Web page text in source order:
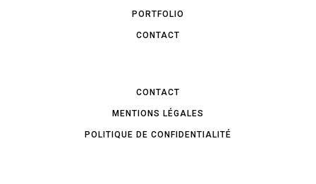
PORTFOLIO
CONTACT
CONTACT
MENTIONS LÉGALES
POLITIQUE DE CONFIDENTIALITÉ